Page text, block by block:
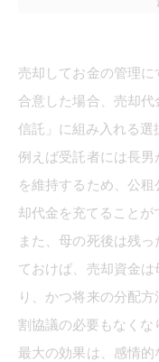
売却してお金の管理
合意した場合、売却
信託」に組み入れる選
例えば受託者には長
を維持するため、公
却代金を充てることが
また、母の死後は残
ておけば、売却資金
り、かつ将来の分配
割協議の必要もなくな
最大の効果は、感情